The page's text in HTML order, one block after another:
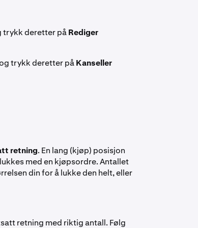
vellykket.
-rullegardinmenyen for å legge ved
-knappen for å sende inn ordren din.
trykk deretter påRediger
trykk deretter påKanseller
retning. En lang (kjøp) posisjon
med en kjøpsordre. Antallet
din for å lukke den helt, eller
retning med riktig antall. Følg